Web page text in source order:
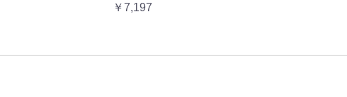
リー ラブリー お嬢様 姫系
￥7,197